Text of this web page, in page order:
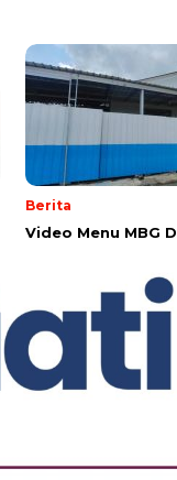
Berita
‎Video Menu MBG
Penjelasan dan